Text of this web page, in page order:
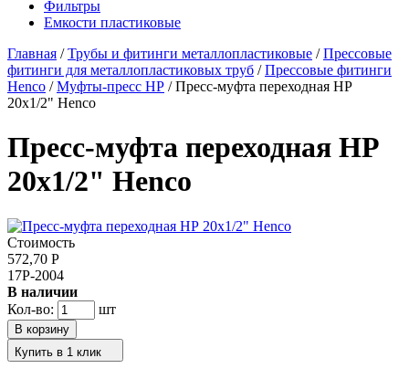
Фильтры
Емкости пластиковые
Главная / Трубы и фитинги металлопластиковые / Прессовые
фитинги для металлопластиковых труб / Прессовые фитинги
Henco / Муфты-пресс НР /Пресс-муфта переходная НР
20x1/2" Henco
Пресс-муфта переходная НР
20x1/2" Henco
Стоимость
572,70 Р
17P-2004
В наличии
Кол-во:
шт
Купить в 1 клик